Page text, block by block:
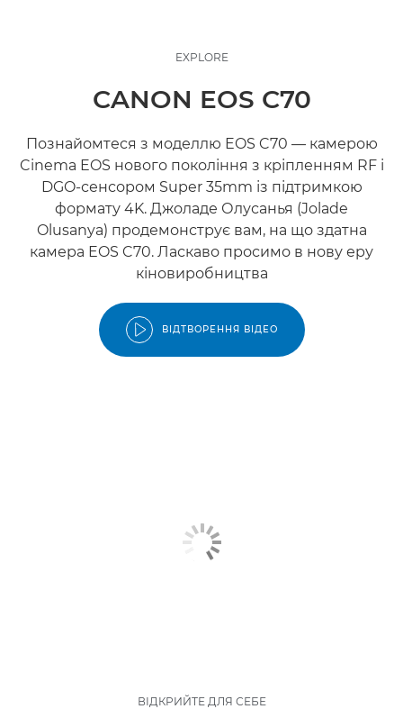
EXPLORE
CANON EOS C70
Познайомтеся з моделлю EOS C70 — камерою
Cinema EOS нового покоління з кріпленням RF і
DGO-сенсором Super 35mm із підтримкою
формату 4K. Джоладе Олусанья (Jolade
Olusanya) продемонструє вам, на що здатна
камера EOS C70. Ласкаво просимо в нову еру
кіновиробництва
ВІДТВОРЕННЯ ВІДЕО
ВІДКРИЙТЕ ДЛЯ СЕБЕ